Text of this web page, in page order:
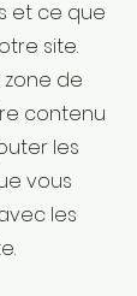
et ce que
site.
zone de
contenu
les
vous
les